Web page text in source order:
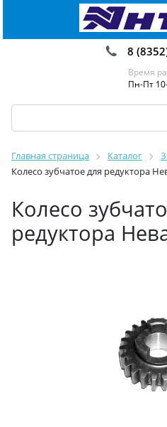
8
Время
Пн-Пт
Главная страница Каталог
Колесо зубчатое для редуктора
Колесо
редуктора